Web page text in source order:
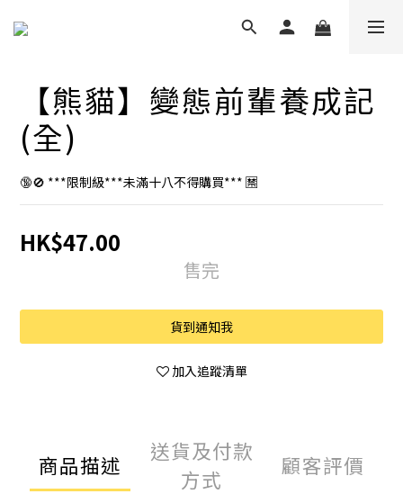
【熊貓】變態前輩養成記
(全)
🔞🚫 ***限制級***未滿十八不得購買*** 🈲
HK$47.00
售完
貨到通知我
加入追蹤清單
商品描述
送貨及付款
方式
顧客評價